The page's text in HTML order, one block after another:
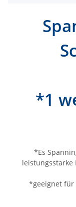
*1
*Es
*geeignet für